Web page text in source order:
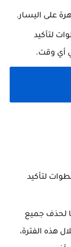
على اليسار.
لتأكيد
أي وقت.
لتأكيد
فيسبوك حتى 90 يومًا لحذف جميع
هذه الفترة،